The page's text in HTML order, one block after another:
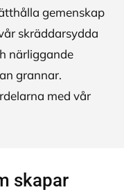
gemenskap
skräddarsydda
närliggande
grannar.
med vår
skapar